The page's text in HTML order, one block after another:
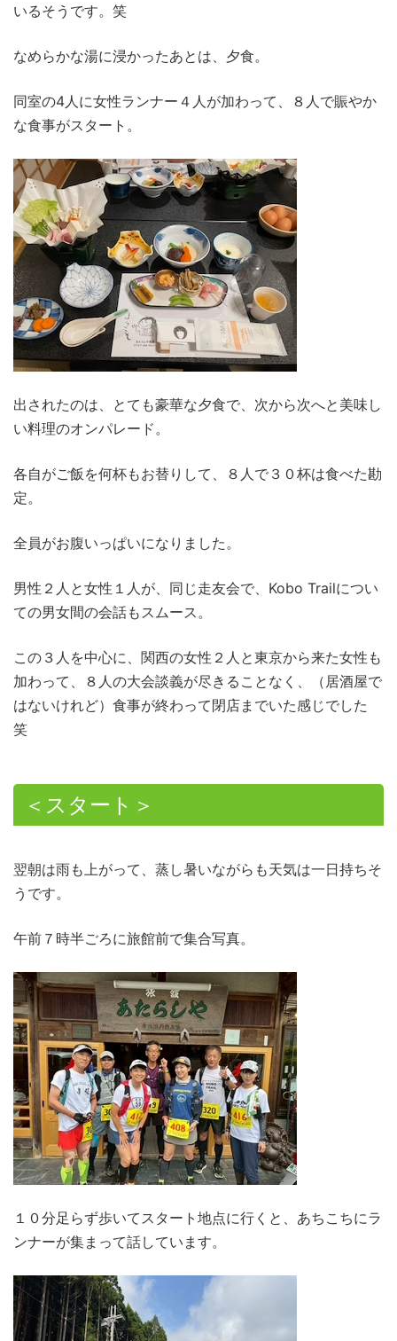
いるそうです。笑
なめらかな湯に浸かったあとは、夕食。
同室の4人に女性ランナー４人が加わって、８人で賑やか
な食事がスタート。
出されたのは、とても豪華な夕食で、次から次へと美味し
い料理のオンパレード。
各自がご飯を何杯もお替りして、８人で３０杯は食べた勘
定。
全員がお腹いっぱいになりました。
男性２人と女性１人が、同じ走友会で、Kobo Trailについ
ての男女間の会話もスムース。
この３人を中心に、関西の女性２人と東京から来た女性も
加わって、８人の大会談義が尽きることなく、（居酒屋で
はないけれど）食事が終わって閉店までいた感じでした
笑
＜スタート＞
翌朝は雨も上がって、蒸し暑いながらも天気は一日持ちそ
うです。
午前７時半ごろに旅館前で集合写真。
１０分足らず歩いてスタート地点に行くと、あちこちにラ
ンナーが集まって話しています。